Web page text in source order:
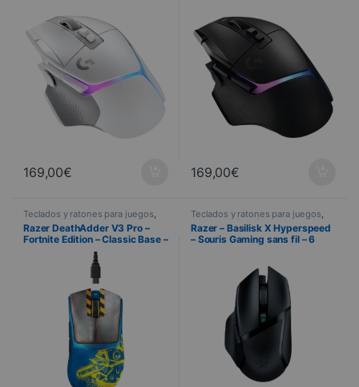
169,00€ 169,00€
Teclados y ratones para juegos
Gaming, Informática
Razer DeathAdder V3 Pro –
Fortnite Edition – Classic Base –
1000 Hz – Sans fil
Teclados y ratones para juegos
Gaming ,Informática,Dispositivos
periféricos,Ratón
Razer – Basilisk X Hyperspeed
– Souris Gaming sans fil – 6